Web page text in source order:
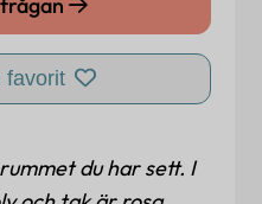
favorit
du har sett. I